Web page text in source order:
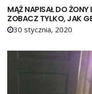
MĄŻ NAPISAŁ DO
ZOBACZ TYLKO, JAK
30 stycznia, 2020